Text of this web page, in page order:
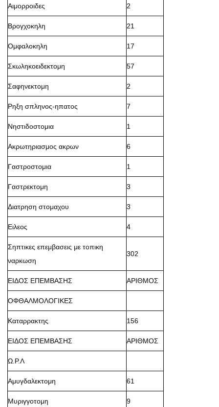
Αιμορροιδες 2
Βρογχοκηλη 21
Ομφαλοκηλη 17
Σκωληκοειδεκτομη 57
Σαφηνεκτομη 2
Ρηξη σπληνος-ηπατος 7
Νηστιδοστομια 1
Ακρωτηριασμος ακρων 6
Γαστροστομια 1
Γαστρεκτομη 3
Διατρηση στομαχου 3
Ειλεος 4
Σηπτικες επεμβασεις με τοπικη
ναρκωση
302
ΕΙΔΟΣ ΕΠΕΜΒΑΣΗΣ ΑΡΙΘΜΟΣ
ΟΦΘΑΛΜΟΛΟΓΙΚΕΣ
Καταρρακτης 156
ΕΙΔΟΣ ΕΠΕΜΒΑΣΗΣ ΑΡΙΘΜΟΣ
Ω.Ρ.Λ
Αμυγδαλεκτομη 61
Μυριγγοτομη 9